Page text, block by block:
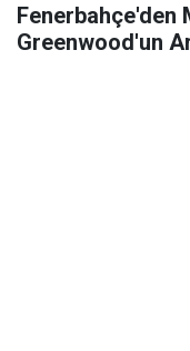
Fenerbahçe'den
Greenwood'un